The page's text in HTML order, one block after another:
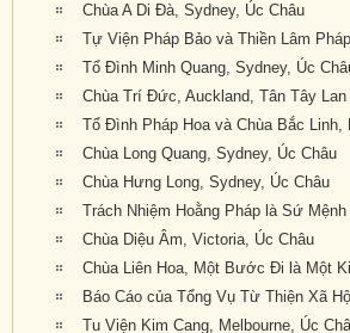
Chùa A Di Đà, Sydney, Úc Châu
Tổ Đình Minh Quang, Sydney, Úc
Chùa Trí Đức, Auckland, Tân Tây Lan
Tổ Đình Pháp Hoa và Chùa Bắc Linh,
Chùa Long Quang, Sydney, Úc Châu
Chùa Hưng Long, Sydney, Úc Châu
Chùa Diệu Âm, Victoria, Úc Châu
Chùa Liên Hoa, Một Bước Đi là Một
Báo Cáo của Tổng Vụ Từ Thiện Xã
Tu Viện Kim Cang, Melbourne, Úc